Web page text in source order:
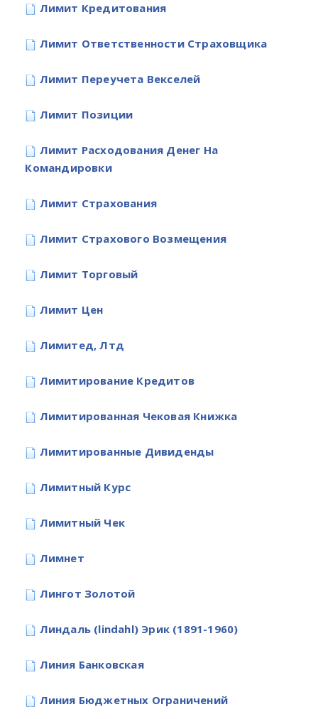
Лимит Кредитования
Лимит Ответственности Страховщика
Лимит Переучета Векселей
Лимит Позиции
Лимит Расходования Денег На
Командировки
Лимит Страхования
Лимит Страхового Возмещения
Лимит Торговый
Лимит Цен
Лимитед, Лтд
Лимитирование Кредитов
Лимитированная Чековая Книжка
Лимитированные Дивиденды
Лимитный Курс
Лимитный Чек
Лимнет
Лингот Золотой
Линдаль (lindahl) Эрик (1891-1960)
Линия Банковская
Линия Бюджетных Ограничений